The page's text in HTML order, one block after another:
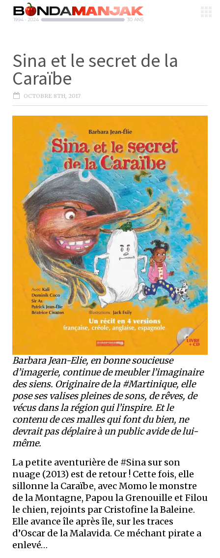
Sina et le secret de la
Caraïbe
OCTOBRE 8TH, 2017
Barbara Jean-Elie, en bonne soucieuse
d’imagerie, continue de meubler l’imaginaire
des siens. Originaire de la #Martinique, elle
pose ses valises pleines de sons, de rêves, de
vécus dans la région qui l’inspire. Et le
contenu de ces malles qui font du bien, ne
devrait pas déplaire à un public avide de lui-
même.
La petite aventurière de #Sina sur son
nuage (2013) est de retour ! Cette fois, elle
sillonne la Caraïbe, avec Momo le monstre
de la Montagne, Papou la Grenouille et Filou
le chien, rejoints par Cristofine la Baleine.
Elle avance île après île, sur les traces
d’Oscar de la Malavida. Ce méchant pirate a
enlevé…